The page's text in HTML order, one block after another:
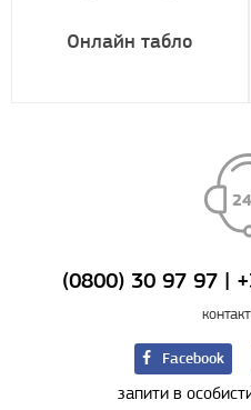
Онлайн табло
(0800) 30 97 97|
Facebook
запити в